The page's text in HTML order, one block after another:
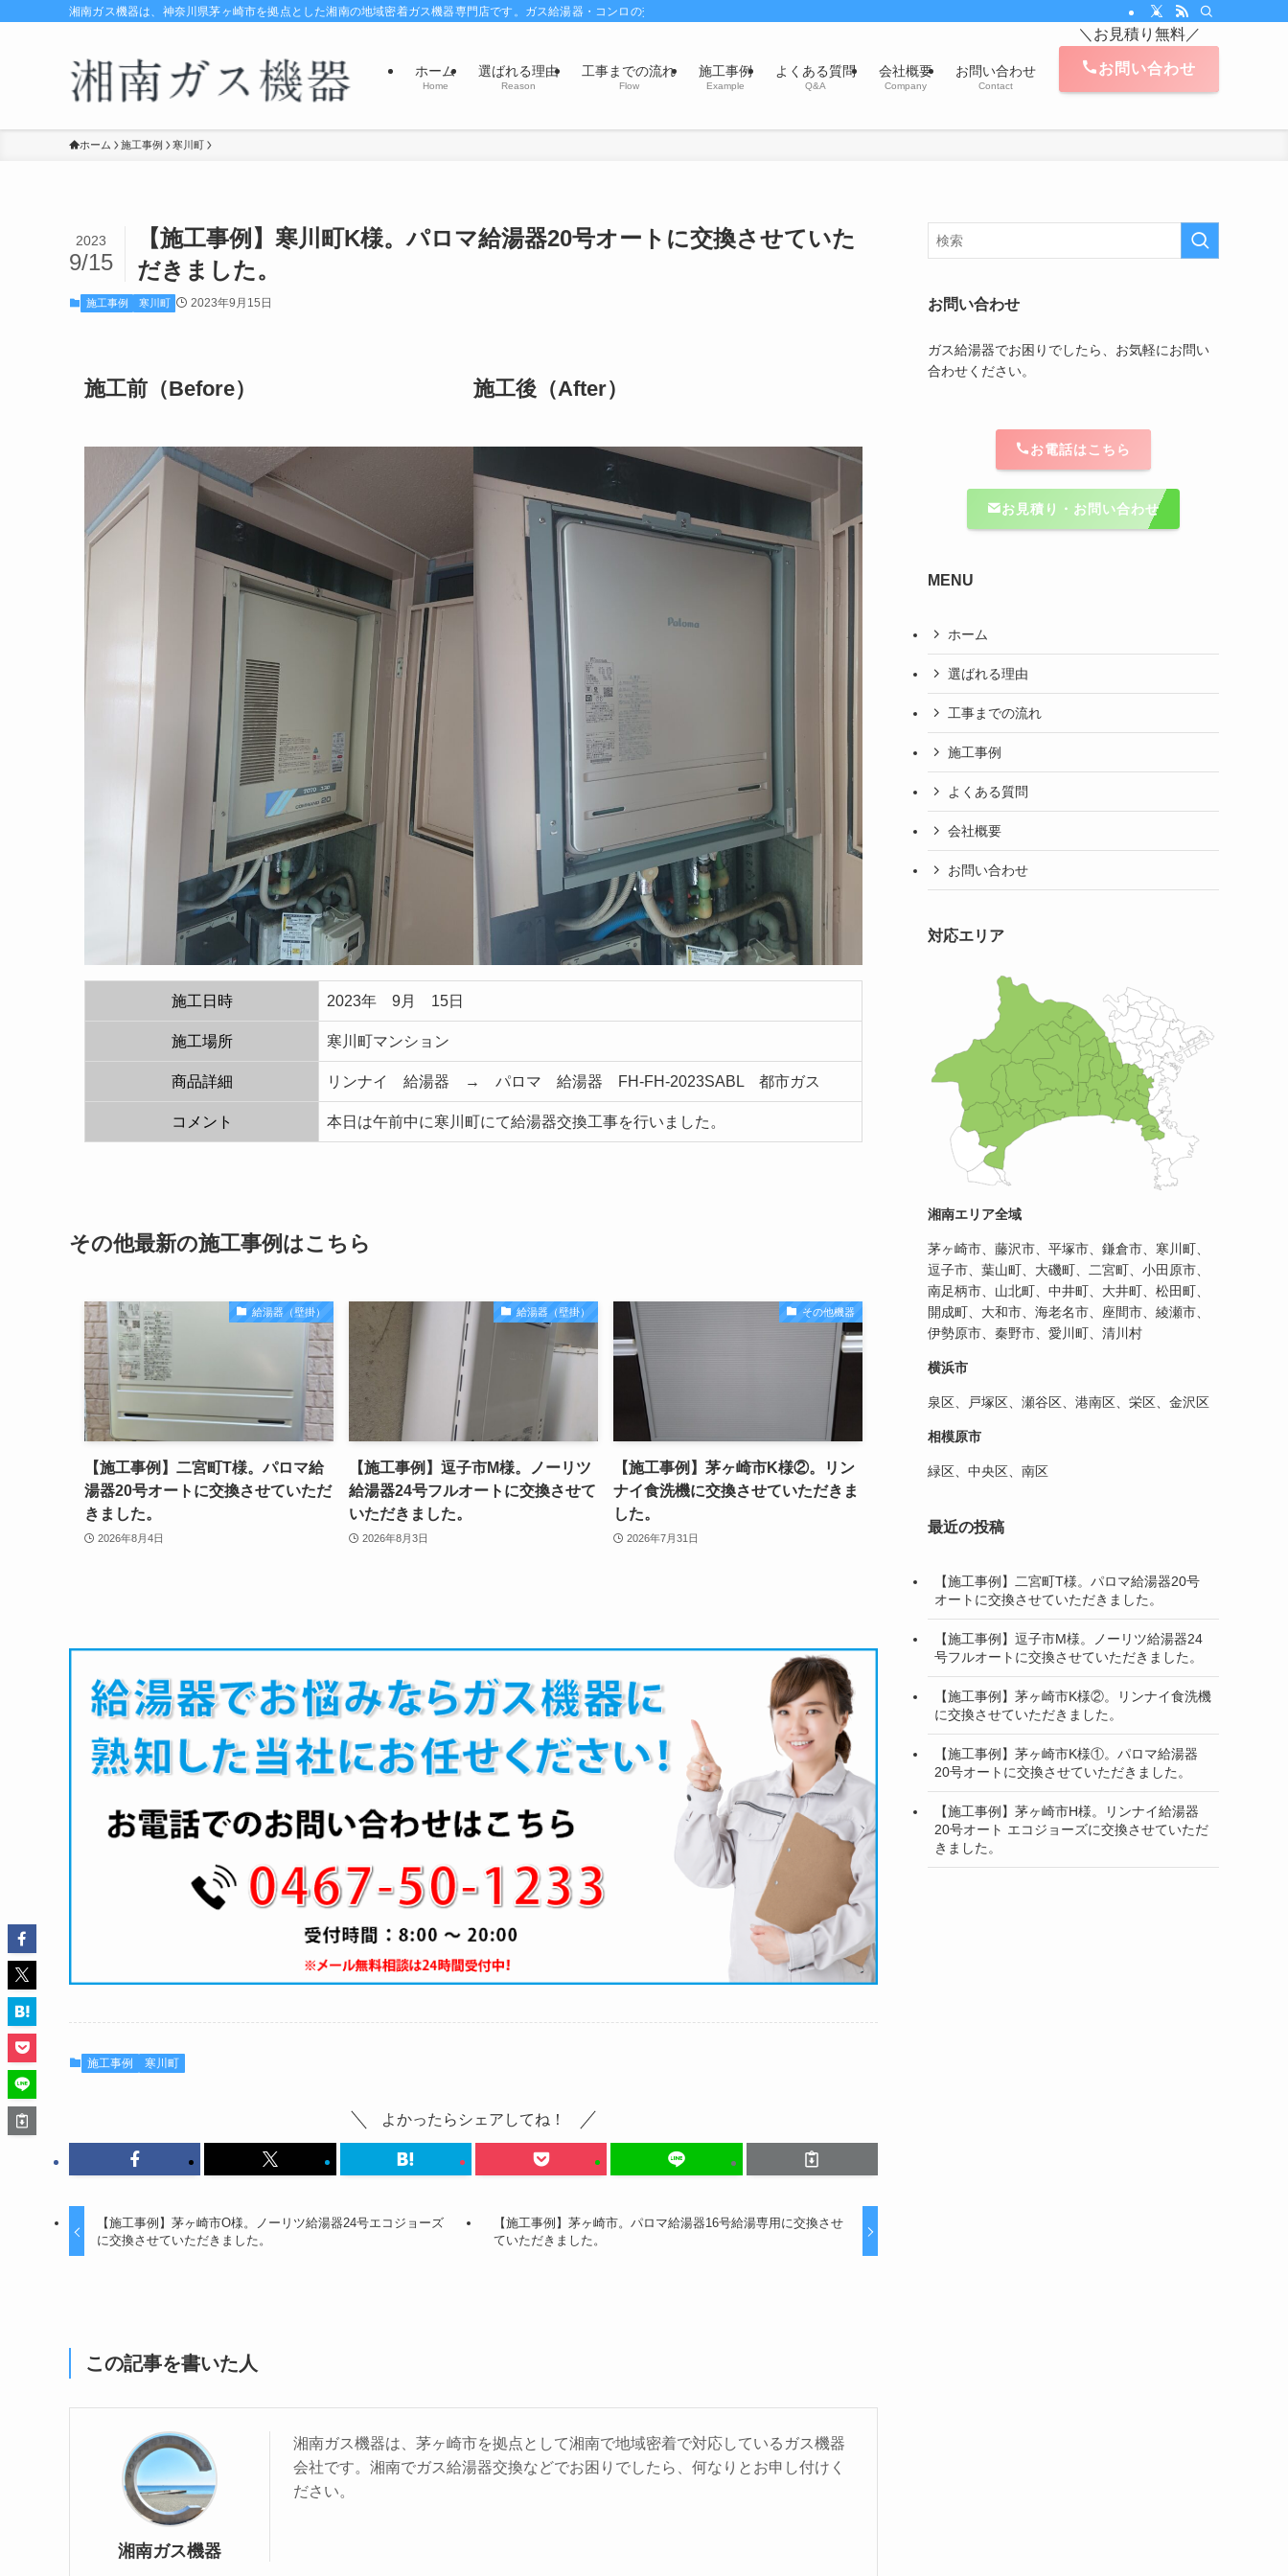
湘南ガス機器は、神奈川県茅ヶ崎市を拠点とした湘南の地域密着ガス機器専門店です。ガス給湯器・コンロの交換・風呂釜交換修理はお任せください。対応エリアは、茅ヶ崎市、藤沢市、平塚市、鎌倉市、寒川町、逗子市、葉山町
ホーム
Home
選ばれる理由
Reason
工事までの流れ
Flow
施工事例
Example
よくある質問
Q&A
会社概要
Company
お問い合わせ
Contact
＼お見積り無料／
お問い合わせ
ホーム 施工事例 寒川町
【施工事例】寒川町K様。パロマ給湯器20号オートに交換させていた
だきました。
2023
9/15
施工事例 寒川町 2023年9月15日
施工前（Before） 施工後（After）
施工日時 2023年 9月 15日
施工場所 寒川町マンション
商品詳細 リンナイ 給湯器 → パロマ 給湯器 FH-FH-2023SABL 都市ガス
コメント 本日は午前中に寒川町にて給湯器交換工事を行いました。
その他最新の施工事例はこちら
給湯器（壁掛）
【施工事例】二宮町T様。パロマ給
湯器20号オートに交換させていただ
きました。
2026年8月4日
給湯器（壁掛）
【施工事例】逗子市M様。ノーリツ
給湯器24号フルオートに交換させて
いただきました。
2026年8月3日
その他機器
【施工事例】茅ヶ崎市K様②。リン
ナイ食洗機に交換させていただきま
した。
2026年7月31日
施工事例 寒川町
よかったらシェアしてね！
【施工事例】茅ヶ崎市O様。ノーリツ給湯器24号エコジョーズ
に交換させていただきました。
【施工事例】茅ヶ崎市。パロマ給湯器16号給湯専用に交換させ
ていただきました。
この記事を書いた人
湘南ガス機器
湘南ガス機器は、茅ヶ崎市を拠点として湘南で地域密着で対応しているガス機器
会社です。湘南でガス給湯器交換などでお困りでしたら、何なりとお申し付けく
ださい。
お問い合わせ
ガス給湯器でお困りでしたら、お気軽にお問い
合わせください。
お電話はこちら
お見積り・お問い合わせ
MENU
ホーム
選ばれる理由
工事までの流れ
施工事例
よくある質問
会社概要
お問い合わせ
対応エリア
湘南エリア全域
茅ヶ崎市、藤沢市、平塚市、鎌倉市、寒川町、
逗子市、葉山町、大磯町、二宮町、小田原市、
南足柄市、山北町、中井町、大井町、松田町、
開成町、大和市、海老名市、座間市、綾瀬市、
伊勢原市、秦野市、愛川町、清川村
横浜市
泉区、戸塚区、瀬谷区、港南区、栄区、金沢区
相模原市
緑区、中央区、南区
最近の投稿
【施工事例】二宮町T様。パロマ給湯器20号
オートに交換させていただきました。
【施工事例】逗子市M様。ノーリツ給湯器24
号フルオートに交換させていただきました。
【施工事例】茅ヶ崎市K様②。リンナイ食洗機
に交換させていただきました。
【施工事例】茅ヶ崎市K様①。パロマ給湯器
20号オートに交換させていただきました。
【施工事例】茅ヶ崎市H様。リンナイ給湯器
20号オート エコジョーズに交換させていただ
きました。